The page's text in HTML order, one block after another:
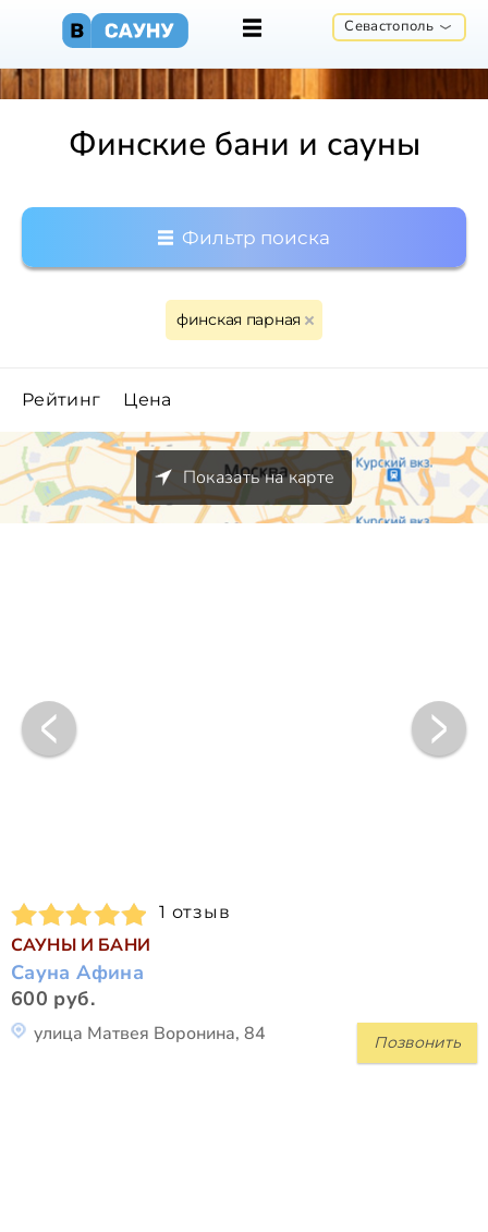
Севастополь
Финские бани и сауны
Фильтр поиска
финская парная
Рейтинг Цена
Показать на карте
1 отзыв
САУНЫ И БАНИ
Сауна Афина
600 руб.
Позвонить
улица Матвея Воронина, 84